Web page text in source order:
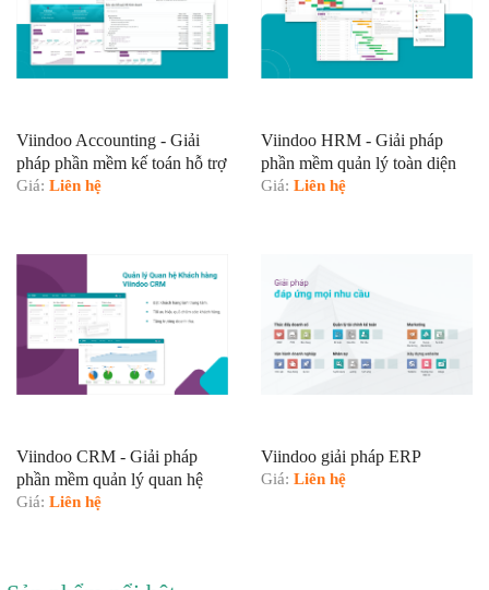
Viindoo Accounting - Giải
pháp phần mềm kế toán hỗ trợ
Giá: Liên hệ
Viindoo HRM - Giải pháp
phần mềm quản lý toàn diện
nguồn nhân lực hỗ trợ
Giá: Liên hệ
Viindoo CRM - Giải pháp
phần mềm quản lý quan hệ
Khách hàng hỗ trợ
Giá: Liên hệ
Viindoo giải pháp ERP
Giá: Liên hệ